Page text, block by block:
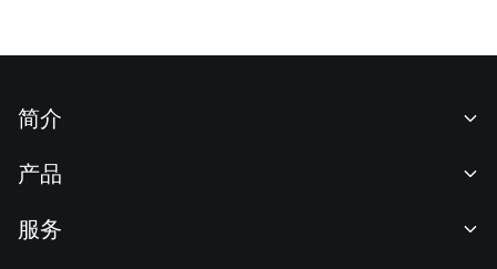
简介
新闻中心
产品
服务